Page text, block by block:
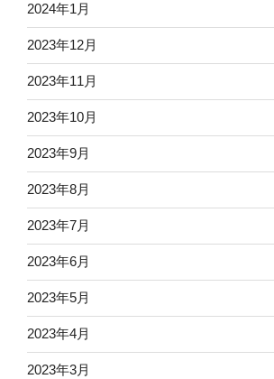
2024年1月
2023年12月
2023年11月
2023年10月
2023年9月
2023年8月
2023年7月
2023年6月
2023年5月
2023年4月
2023年3月